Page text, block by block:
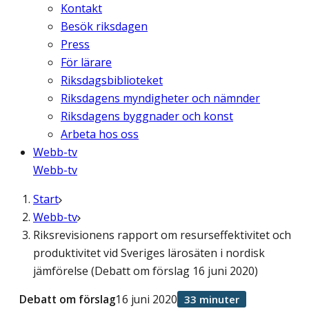
Kontakt
Besök riksdagen
Press
För lärare
Riksdagsbiblioteket
Riksdagens myndigheter och nämnder
Riksdagens byggnader och konst
Arbeta hos oss
Webb-tv
Webb-tv
Start
Webb-tv
Riksrevisionens rapport om resurseffektivitet och
produktivitet vid Sveriges lärosäten i nordisk
jämförelse (Debatt om förslag 16 juni 2020)
Debatt om förslag16 juni 2020 33 minuter